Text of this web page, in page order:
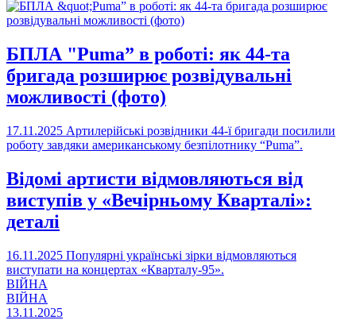
БПЛА "Puma” в роботі: як 44-та
бригада розширює розвідувальні
можливості (фото)
17.11.2025 Артилерійські розвідники 44-ї бригади посилили
роботу завдяки американському безпілотнику “Puma”.
Відомі артисти відмовляються від
виступів у «Вечірньому Кварталі»:
деталі
16.11.2025 Популярні українські зірки відмовляються
виступати на концертах «Кварталу-95».
ВІЙНА
ВІЙНА
13.11.2025